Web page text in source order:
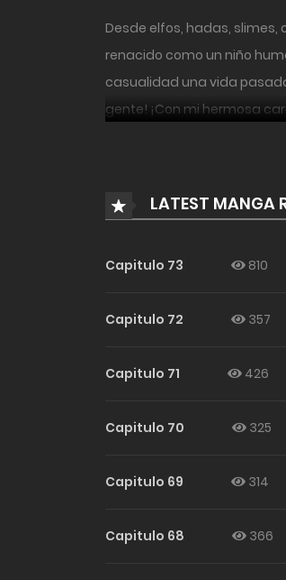
Desde elfos, hadas, slimes,
renacido como un niño
casualidad una vida
gente! ¡Con mi hermosa
LATEST MANGA
Capitulo 73 810
Capitulo 72 357
Capitulo 71 426
Capitulo 70 325
Capitulo 69 314
Capitulo 68 366